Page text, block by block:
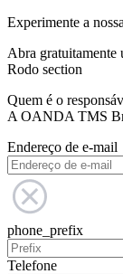
Experimente a
Abra gratuitamente
Rodo section
Quem é o
A OANDA TMS
Endereço de e-mail
phone_prefix
Telefone